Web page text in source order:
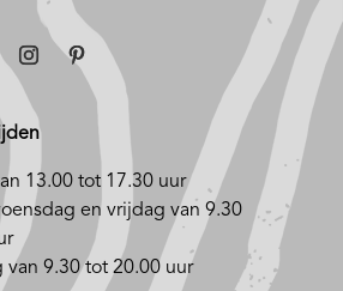
13.00 tot 17.30 uur
en vrijdag van 9.30
van 9.30 tot 20.00 uur